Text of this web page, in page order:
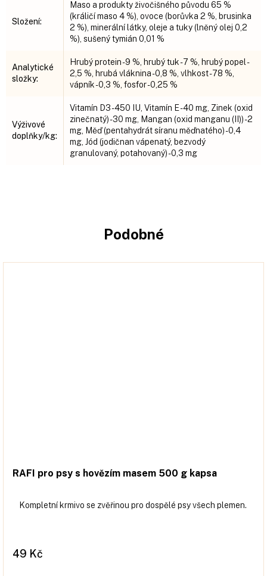
Složení:
Maso a produkty živočišného původu 65 %
(králičí maso 4 %), ovoce (borůvka 2 %, brusinka
2 %), minerální látky, oleje a tuky (lněný olej 0,2
%), sušený tymián 0,01 %
Analytické
složky:
Hrubý protein - 9 %, hrubý tuk - 7 %, hrubý popel -
2,5 %, hrubá vláknina - 0,8 %, vlhkost - 78 %,
vápník - 0,3 %, fosfor - 0,25 %
Výživové
doplňky/kg:
Vitamín D3 - 450 IU, Vitamín E - 40 mg, Zinek (oxid
zinečnatý) - 30 mg, Mangan (oxid manganu (II)) - 2
mg, Měď (pentahydrát síranu měďnatého) - 0,4
mg, Jód (jodičnan vápenatý, bezvodý
granulovaný, potahovaný) - 0,3 mg
Podobné
RAFI pro psy s hovězím masem 500 g kapsa
49 Kč
Kompletní krmivo se zvěřinou pro dospělé psy všech plemen.